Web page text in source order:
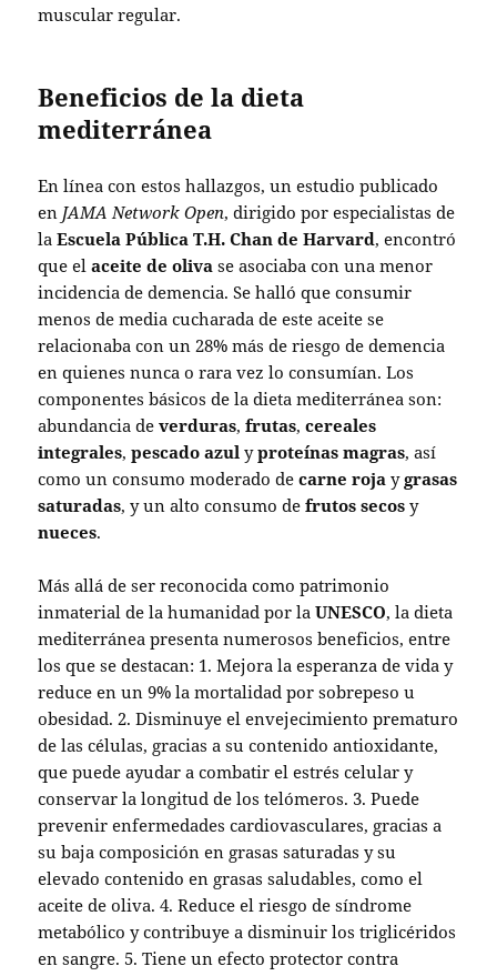
muscular regular.
Beneficios de la dieta
mediterránea
En línea con estos hallazgos, un estudio publicado
en JAMA Network Open, dirigido por especialistas de
laEscuela Pública T.H. Chan de Harvard, encontró
que elaceite de oliva se asociaba con una menor
incidencia de demencia. Se halló que consumir
menos de media cucharada de este aceite se
relacionaba con un 28% más de riesgo de demencia
en quienes nunca o rara vez lo consumían. Los
componentes básicos de la dieta mediterránea son:
abundancia deverduras,frutas,cereales
integrales,pescado azul yproteínas magras, así
como un consumo moderado decarne roja ygrasas
saturadas, y un alto consumo defrutos secos y
nueces.
Más allá de ser reconocida como patrimonio
inmaterial de la humanidad por laUNESCO, la dieta
mediterránea presenta numerosos beneficios, entre
los que se destacan: 1. Mejora la esperanza de vida y
reduce en un 9% la mortalidad por sobrepeso u
obesidad. 2. Disminuye el envejecimiento prematuro
de las células, gracias a su contenido antioxidante,
que puede ayudar a combatir el estrés celular y
conservar la longitud de los telómeros. 3. Puede
prevenir enfermedades cardiovasculares, gracias a
su baja composición en grasas saturadas y su
elevado contenido en grasas saludables, como el
aceite de oliva. 4. Reduce el riesgo de síndrome
metabólico y contribuye a disminuir los triglicéridos
en sangre. 5. Tiene un efecto protector contra